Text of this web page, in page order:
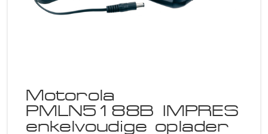
Motorola
PMLN5188B IMPRES
enkelvoudige oplader